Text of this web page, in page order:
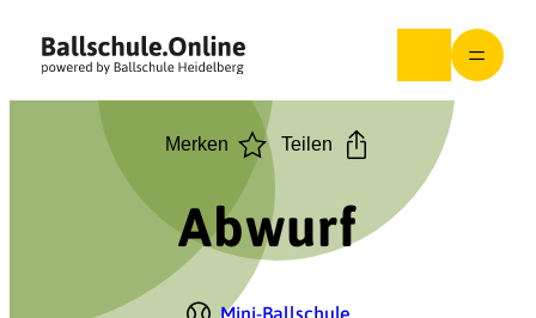
Inhalt
springen
Merken Teilen
Abwurf